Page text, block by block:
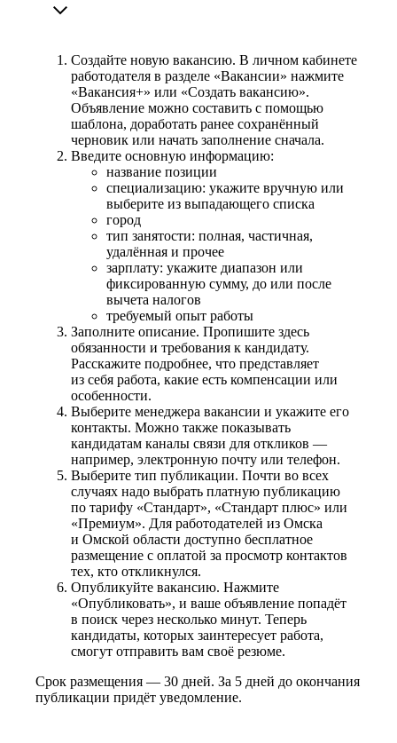
Создайте новую вакансию. В личном кабинете
работодателя в разделе «Вакансии» нажмите
«Вакансия+» или «Создать вакансию».
Объявление можно составить с помощью
шаблона, доработать ранее сохранённый
черновик или начать заполнение сначала.
Введите основную информацию:
название позиции
специализацию: укажите вручную или
выберите из выпадающего списка
город
тип занятости: полная, частичная,
удалённая и прочее
зарплату: укажите диапазон или
фиксированную сумму, до или после
вычета налогов
требуемый опыт работы
Заполните описание. Пропишите здесь
обязанности и требования к кандидату.
Расскажите подробнее, что представляет
из себя работа, какие есть компенсации или
особенности.
Выберите менеджера вакансии и укажите его
контакты. Можно также показывать
кандидатам каналы связи для откликов —
например, электронную почту или телефон.
Выберите тип публикации. Почти во всех
случаях надо выбрать платную публикацию
по тарифу «Стандарт», «Стандарт плюс» или
«Премиум». Для работодателей из Омска
и Омской области доступно бесплатное
размещение с оплатой за просмотр контактов
тех, кто откликнулся.
Опубликуйте вакансию. Нажмите
«Опубликовать», и ваше объявление попадёт
в поиск через несколько минут. Теперь
кандидаты, которых заинтересует работа,
смогут отправить вам своё резюме.
Срок размещения — 30 дней. За 5 дней до окончания
публикации придёт уведомление.